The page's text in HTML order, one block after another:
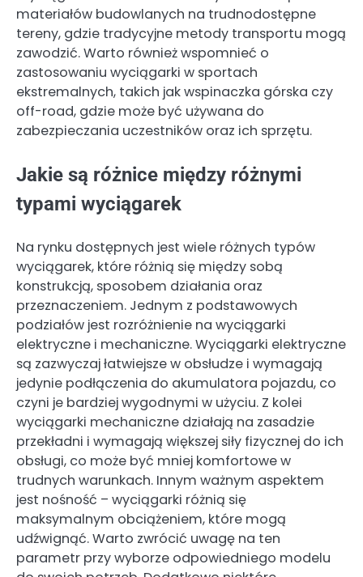
materiałów budowlanych na trudnodostępne
tereny, gdzie tradycyjne metody transportu mogą
zawodzić. Warto również wspomnieć o
zastosowaniu wyciągarki w sportach
ekstremalnych, takich jak wspinaczka górska czy
off-road, gdzie może być używana do
zabezpieczania uczestników oraz ich sprzętu.
Jakie są różnice między różnymi
typami wyciągarek
Na rynku dostępnych jest wiele różnych typów
wyciągarek, które różnią się między sobą
konstrukcją, sposobem działania oraz
przeznaczeniem. Jednym z podstawowych
podziałów jest rozróżnienie na wyciągarki
elektryczne i mechaniczne. Wyciągarki elektryczne
są zazwyczaj łatwiejsze w obsłudze i wymagają
jedynie podłączenia do akumulatora pojazdu, co
czyni je bardziej wygodnymi w użyciu. Z kolei
wyciągarki mechaniczne działają na zasadzie
przekładni i wymagają większej siły fizycznej do ich
obsługi, co może być mniej komfortowe w
trudnych warunkach. Innym ważnym aspektem
jest nośność – wyciągarki różnią się
maksymalnym obciążeniem, które mogą
udźwignąć. Warto zwrócić uwagę na ten
parametr przy wyborze odpowiedniego modelu